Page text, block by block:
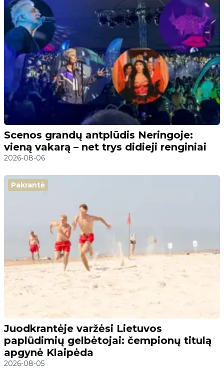
Scenos grandų antplūdis Neringoje:
vieną vakarą – net trys didieji renginiai
2026-08-06
Pakrantė
Juodkrantėje varžėsi Lietuvos
paplūdimių gelbėtojai: čempionų titulą
apgynė Klaipėda
2026-08-05